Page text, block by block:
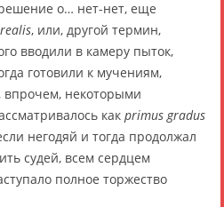
о… нет-нет, еще
, или, другой термин,
вводили в камеру пыток,
готовили к мучениям,
впрочем, некоторыми
как primus gradus
негодяй и тогда продолжал
судей, всем сердцем
полное торжество